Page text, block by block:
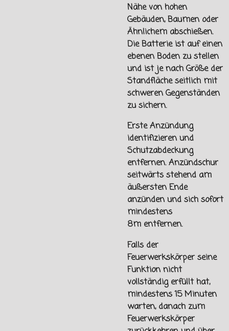
Nähe von hohen
Gebäuden, Baumen oder
Ähnlichem abschießen.
Die Batterie ist auf einen
ebenen Boden zu stellen
und ist je nach Größe der
Standfläche seitlich mit
schweren Gegenständen
zu sichern.
Erste Anzündung
identifizieren und
Schutzabdeckung
entfernen. Anzündschur
seitwärts stehend am
äußersten Ende
anzünden und sich sofort
mindestens
8m entfernen.
Falls der
Feuerwerkskörper seine
Funktion nicht
vollständig erfüllt hat,
mindestens 15 Minuten
warten, danach zum
Feuerwerkskörper